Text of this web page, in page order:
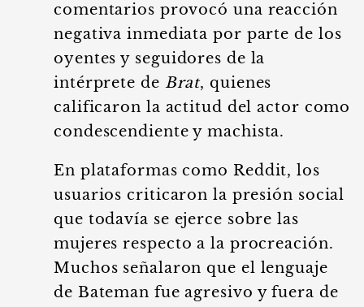
comentarios provocó una reacción
negativa inmediata por parte de los
oyentes y seguidores de la
intérprete de Brat, quienes
calificaron la actitud del actor como
condescendiente y machista.
En plataformas como Reddit, los
usuarios criticaron la presión social
que todavía se ejerce sobre las
mujeres respecto a la procreación.
Muchos señalaron que el lenguaje
de Bateman fue agresivo y fuera de